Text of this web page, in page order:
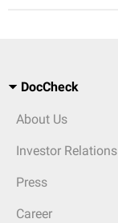
DocCheck
About Us
Investor Relations
Press
Career